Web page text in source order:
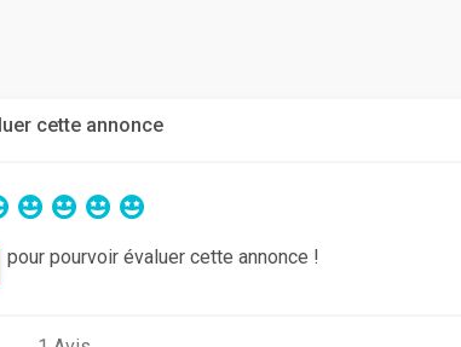
cette annonce
pour pourvoir évaluer cette annonce !